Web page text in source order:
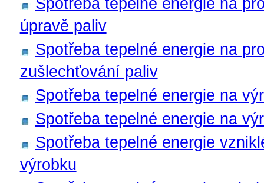
úpravě paliv
Spotřeba tepelné energie na
zušlechťování paliv
Spotřeba tepelné energie na
Spotřeba tepelné energie na
Spotřeba tepelné energie
výrobku